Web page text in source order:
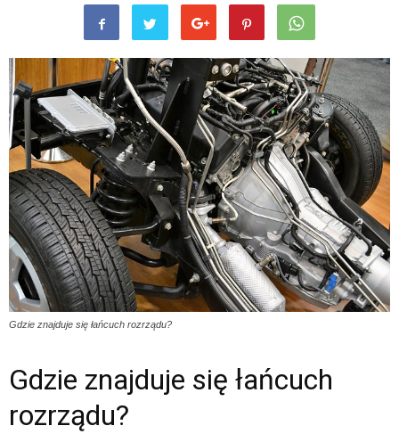
Gdzie znajduje się łańcuch rozrządu?
Gdzie znajduje się łańcuch
rozrządu?